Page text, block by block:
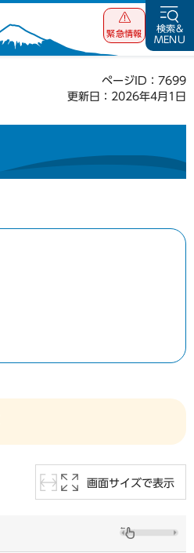
緊急情報
検索&
MENU
ページID：7699
更新日：2026年4月1日
画面サイズで表示